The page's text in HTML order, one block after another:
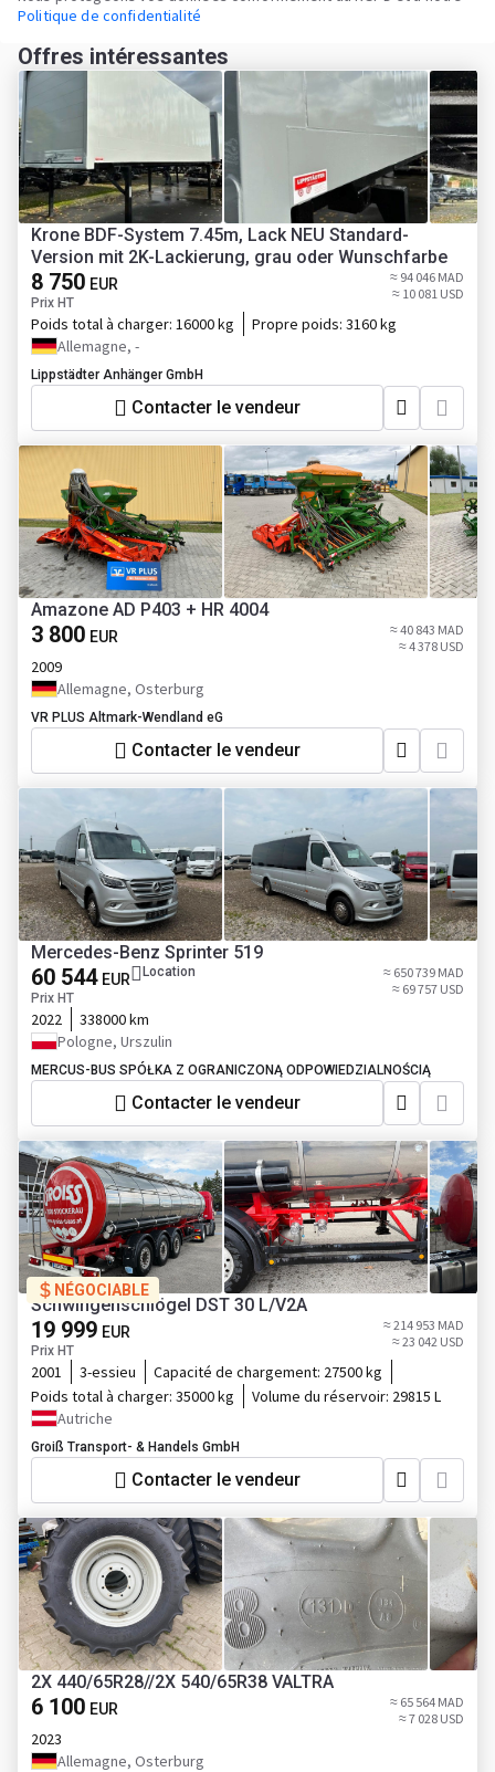
Politique de confidentialité
Offres intéressantes
Krone BDF-System 7.45m, Lack NEU Standard-
Version mit 2K-Lackierung, grau oder Wunschfarbe
8 750 EUR
Prix HT
≈ 94 046 MAD
≈ 10 081 USD
Poids total à charger: 16000 kg Propre poids: 3160 kg
Allemagne, -
Lippstädter Anhänger GmbH
Contacter le vendeur
Amazone AD P403 + HR 4004
3 800 EUR
≈ 40 843 MAD
≈ 4 378 USD
2009
Allemagne, Osterburg
VR PLUS Altmark-Wendland eG
Contacter le vendeur
Mercedes-Benz Sprinter 519
60 544 EUR
Prix HT
Location
≈ 650 739 MAD
≈ 69 757 USD
2022
338000 km
Pologne, Urszulin
MERCUS-BUS SPÓŁKA Z OGRANICZONĄ ODPOWIEDZIALNOŚCIĄ
Contacter le vendeur
NÉGOCIABLE
Schwingenschlögel DST 30 L/V2A
19 999 EUR
Prix HT
≈ 214 953 MAD
≈ 23 042 USD
2001 3-essieu Capacité de chargement: 27500 kg
Poids total à charger: 35000 kg Volume du réservoir: 29815 L
Autriche
Groiß Transport- & Handels GmbH
Contacter le vendeur
2X 440/65R28//2X 540/65R38 VALTRA
6 100 EUR
≈ 65 564 MAD
≈ 7 028 USD
2023
Allemagne, Osterburg